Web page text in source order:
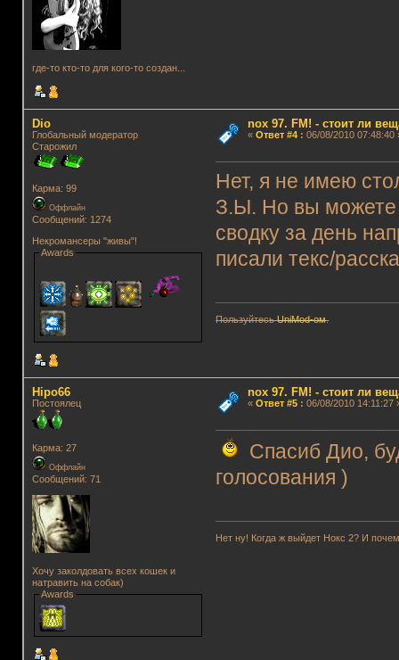
где-то кто-то для кого-то создан...
Dio
Глобальный модератор
Старожил
Карма: 99
Оффлайн
Сообщений: 1274
Некромансеры "живы"!
Awards
nox 97. FM! - стоит ли
« Ответ #4: 06/08/2010 07:48:40
Нет, я не имею
З.Ы. Но вы можете
сводку за день
писали текс/
ПользуйтесьUniMod-ом.
Hipo66
Постоялец
Карма: 27
Оффлайн
Сообщений: 71
Хочу заколдовать всех кошек и
натравить на собак)
Awards
nox 97. FM! - стоит ли
« Ответ #5: 06/08/2010 14:11:27
Спасиб Дио,
голосования )
Нет ну! Когда ж выйдет Нокс 2? И